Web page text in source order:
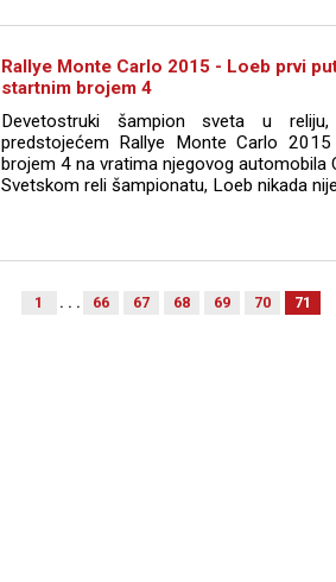
Rallye Monte Carlo 2015 - Loeb prvi
startnim brojem 4
Devetostruki šampion sveta u
predstojećem Rallye Monte Carlo
brojem 4 na vratima njegovog automobila
Svetskom reli šampionatu, Loeb nikada
1 . . . 66 67 68 69 70 71